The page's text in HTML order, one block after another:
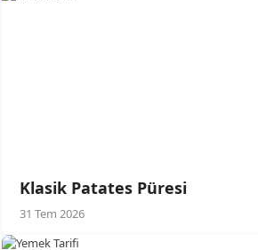
Klasik Patates Püresi
31 Tem 2026